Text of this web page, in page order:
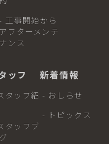
工事開始から
アフターメンテ
ナンス
ッフ
タッフ紹
タッフブ
新着情報
- おしらせ
- トピックス